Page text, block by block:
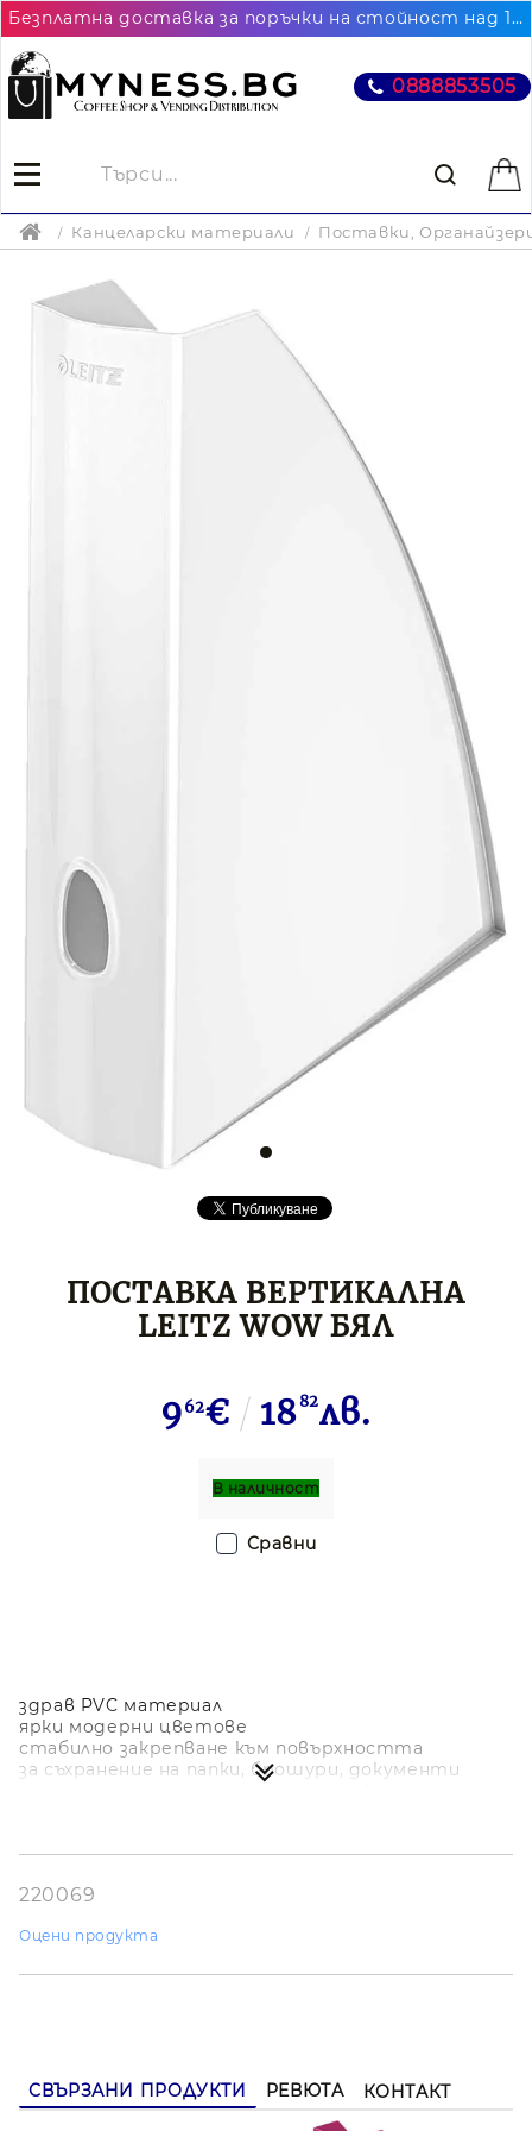
Безплатна доставка за поръчки на стойност над 102.26€ / 200лв. до най-близкия до Вас офис на Еконт
0888853505
Канцеларски материали Поставки,
ПОСТАВКА ВЕРТИКАЛНА
LEITZ WOW БЯЛ
962€ 1882лв.
В наличност
здрав PVC материал
ярки модерни цветове
стабилно закрепване към повърхността
за съхранение на папки, брошури, документи
220069
Оцени продукта
Сравни
СВЪРЗАНИ ПРОДУКТИ РЕВЮТА КОНТАКТ